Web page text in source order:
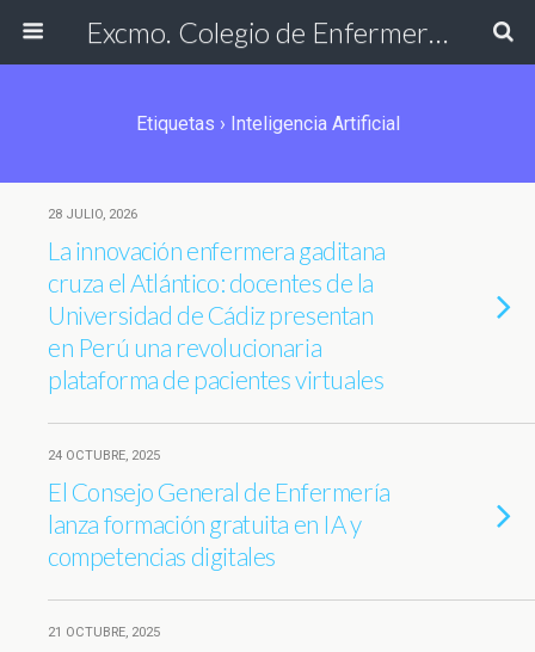
Excmo. Colegio de Enfermería de Cádiz
Etiquetas › Inteligencia Artificial
28 JULIO, 2026
La innovación enfermera gaditana
cruza el Atlántico: docentes de la
Universidad de Cádiz presentan
en Perú una revolucionaria
plataforma de pacientes virtuales
24 OCTUBRE, 2025
El Consejo General de Enfermería
lanza formación gratuita en IA y
competencias digitales
21 OCTUBRE, 2025